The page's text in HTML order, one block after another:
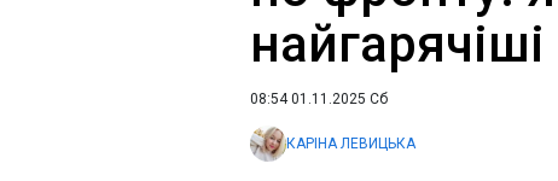
найгарячіші
08:54 01.11.2025 Сб
КАРІНА ЛЕВИЦЬКА